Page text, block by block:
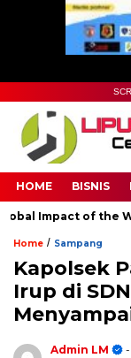
HOME BISNIS
Impact of the World
Home / Sampang
Kapolsek
Irup di
Admin LM